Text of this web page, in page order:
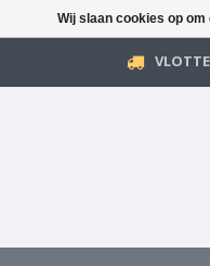
Wij slaan cookies op